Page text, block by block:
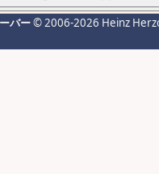
バー© 2006-2026 Heinz